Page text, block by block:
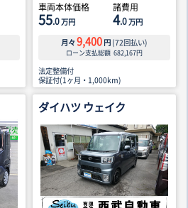
車両本体価格
55.0万円
諸費用
4.0万円
月々 9,400 円 (72回払い)
ローン支払総額 682,167円
法定整備付
保証付(1ヶ月・1,000km)
ダイハツ ウェイク